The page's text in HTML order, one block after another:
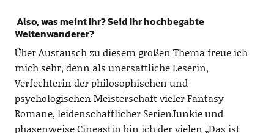
Also, was meint Ihr? Seid Ihr hochbegabte
Weltenwanderer?
Über Austausch zu diesem großen Thema freue ich
mich sehr, denn als unersättliche Leserin,
Verfechterin der philosophischen und
psychologischen Meisterschaft vieler Fantasy
Romane, leidenschaftlicher SerienJunkie und
phasenweise Cineastin bin ich der vielen „Das ist